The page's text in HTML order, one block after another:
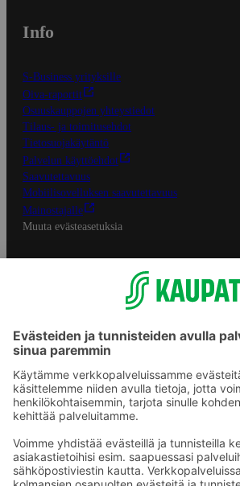
Info
S-Business yrityksille
Oiva-raportit
Osuuskauppojen yhteystiedot
Tilaus- ja toimitusehdot
Tietosuojakäytäntö
Palvelun käyttöehdot
Saavutettavuus
Mobiilisovelluksen saavutettavuus
Mainostajalle
Muuta evästeasetuksia
S-ryhmän palvelut
S-ryhmä
Asiakasomistajuus
Yhteishyvä Ruoka -sovellus
S-ostoslista -sovellus
Prisma.fi
Sokos.fi
S-Pankki
Yhteishyvä
Sokos Hotels